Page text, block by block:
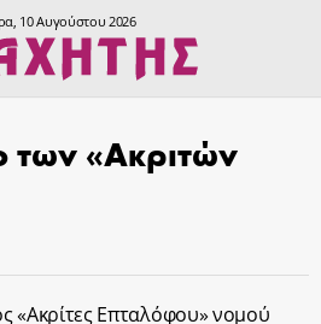
10 Αυγούστου 2026
των «Ακριτών
«Ακρίτες Επταλόφου» νομού